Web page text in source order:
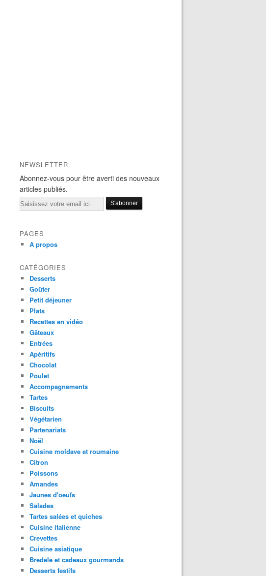
NEWSLETTER
Abonnez-vous pour être averti des nouveaux
articles publiés.
Email
PAGES
A propos
CATÉGORIES
Desserts
Goûter
Petit déjeuner
Plats
Recettes en vidéo
Gâteaux
Entrées
Apéritifs
Chocolat
Poulet
Accompagnements
Tartes
Biscuits
Végétarien
Partenariats
Noël
Cuisine moldave et roumaine
Citron
Poissons
Amandes
Jaunes d'oeufs
Salades
Tartes salées et quiches
Cuisine italienne
Crevettes
Cuisine asiatique
Bredele et cadeaux gourmands
Desserts festifs